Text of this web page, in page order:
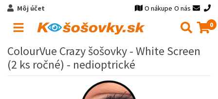
Môj účet O nákupe O nás
0
ColourVue Crazy šošovky - White Screen
(2 ks ročné) - nedioptrické